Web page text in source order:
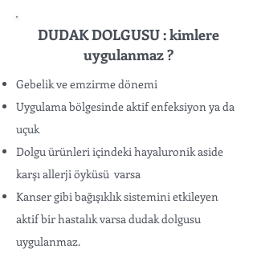
DUDAK DOLGUSU : kimlere
uygulanmaz ?
Gebelik ve emzirme dönemi
Uygulama bölgesinde aktif enfeksiyon ya da
uçuk
Dolgu ürünleri içindeki hayaluronik aside
karşı allerji öyküsü varsa
Kanser gibi bağışıklık sistemini etkileyen
aktif bir hastalık varsa dudak dolgusu
uygulanmaz.